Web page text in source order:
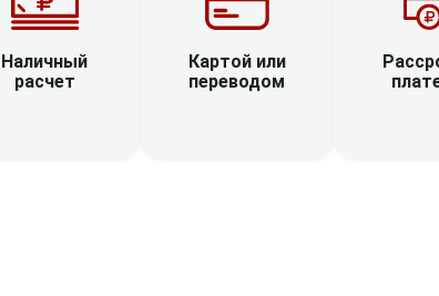
Наличный
расчет
Картой или
переводом